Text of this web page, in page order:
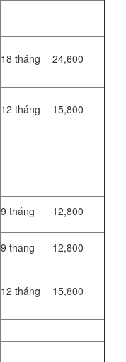
18 tháng 24,600
12 tháng 15,800
9 tháng 12,800
9 tháng 12,800
12 tháng 15,800